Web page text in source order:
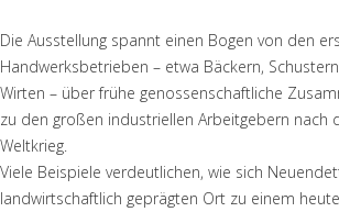
Die Ausstellung spannt einen Bogen von den
Handwerksbetrieben – etwa Bäckern,
Wirten – über frühe genossenschaftliche
zu den großen industriellen Arbeitgebern nach
Weltkrieg.
Viele Beispiele verdeutlichen, wie sich
landwirtschaftlich geprägten Ort zu einem